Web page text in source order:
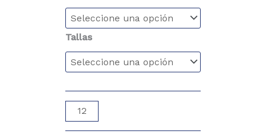
Tallas
PLAYERA
POLO